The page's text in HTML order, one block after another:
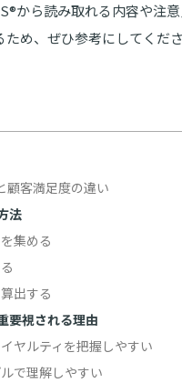
から読み取れる内容や注
め、ぜひ参考にしてくださ
顧客満足度の違い
法
集める
出する
要視される理由
ヤルティを把握しやすい
で理解しやすい